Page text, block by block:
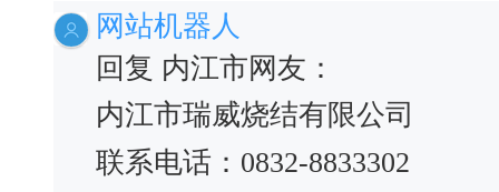
网站机器人
回复 内江市网友：
内江市瑞威烧结有限公司
联系电话：0832-8833302